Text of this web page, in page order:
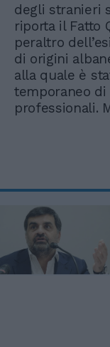
degli stranieri
riporta il Fatto
peraltro
di origini
alla quale è
temporaneo
professionali.